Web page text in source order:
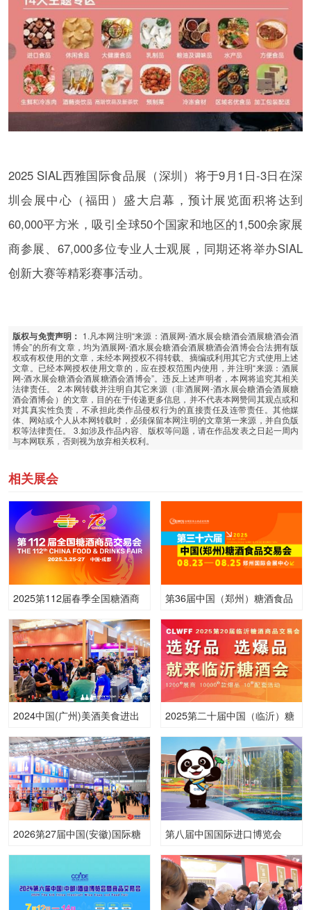
2025 SIAL西雅国际食品展（深圳）将于9月1日-3日在深
圳会展中心（福田）盛大启幕，预计展览面积将达到
60,000平方米，吸引全球50个国家和地区的1,500余家展
商参展、67,000多位专业人士观展，同期还将举办SIAL
创新大赛等精彩赛事活动。
版权与免责声明： 1.凡本网注明“来源：酒展网-酒水展会糖酒会酒展糖酒会酒
博会”的所有文章，均为酒展网-酒水展会糖酒会酒展糖酒会酒博会合法拥有版
权或有权使用的文章，未经本网授权不得转载、摘编或利用其它方式使用上述
文章。已经本网授权使用文章的，应在授权范围内使用，并注明“来源：酒展
网-酒水展会糖酒会酒展糖酒会酒博会”。违反上述声明者，本网将追究其相关
法律责任。 2.本网转载并注明自其它来源（非酒展网-酒水展会糖酒会酒展糖
酒会酒博会）的文章，目的在于传递更多信息，并不代表本网赞同其观点或和
对其真实性负责，不承担此类作品侵权行为的直接责任及连带责任。其他媒
体、网站或个人从本网转载时，必须保留本网注明的文章第一来源，并自负版
权等法律责任。 3.如涉及作品内容、版权等问题，请在作品发表之日起一周内
与本网联系，否则视为放弃相关权利。
相关展会
2025第112届春季全国糖酒商
第36届中国（郑州）糖酒食品
2024中国(广州)美酒美食进出
口博览会暨第32届中国(广州)
国际名酒展览会
2025第二十届中国（临沂）糖
酒商品交易会
2026第27届中国(安徽)国际糖
第八届中国国际进口博览会